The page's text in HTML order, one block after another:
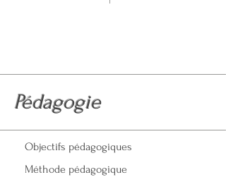
Pédagogie
Objectifs pédagogiques
Méthode pédagogique